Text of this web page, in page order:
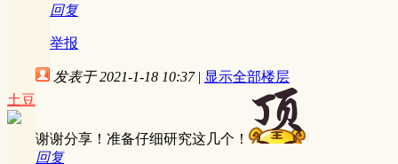
回复
举报
土豆
发表于 2021-1-18 10:37 | 显示全部楼层
谢谢分享！准备仔细研究这几个！
回复